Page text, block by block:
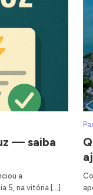
— saiba
a
5, na vitória […]